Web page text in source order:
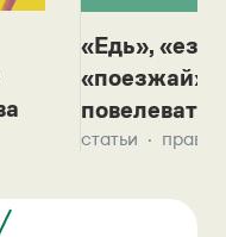
«Едь»,
«поезжай»?
повелевать
статьи